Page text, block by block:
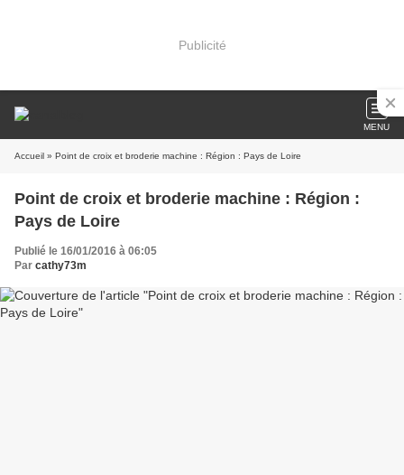
Publicité
MENU
Accueil » Point de croix et broderie machine : Région : Pays de Loire
Point de croix et broderie machine : Région :
Pays de Loire
Publié le 16/01/2016 à 06:05
Par cathy73m